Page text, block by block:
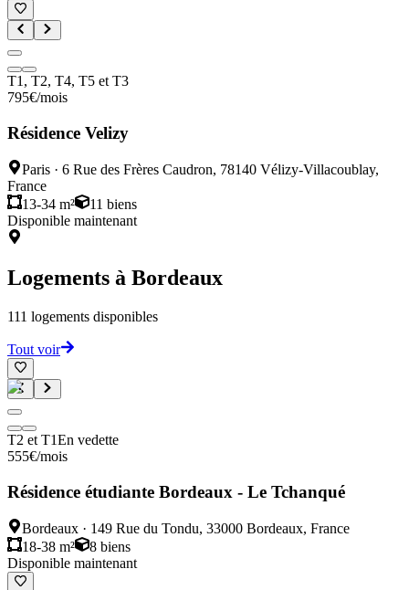
T1, T2, T4, T5 et T3
795€/mois
Résidence Velizy
Paris · 6 Rue des Frères Caudron, 78140 Vélizy-Villacoublay,
France
13-34 m²
11 biens
Disponible maintenant
Logements à Bordeaux
111 logements disponibles
Tout voir
T2 et T1En vedette
555€/mois
Résidence étudiante Bordeaux - Le Tchanqué
Bordeaux · 149 Rue du Tondu, 33000 Bordeaux, France
18-38 m²
8 biens
Disponible maintenant